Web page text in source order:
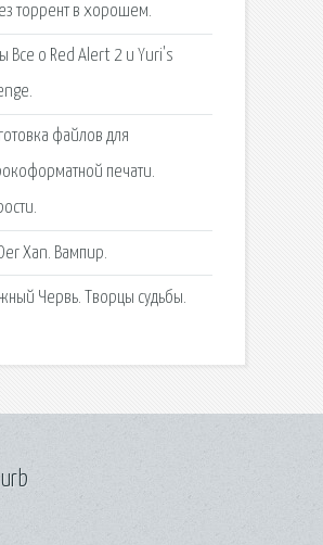
торрент в хорошем.
Все о Red Alert 2 и Yuri's
файлов для
печати.
Xаn. Вампир.
Червь. Творцы судьбы.